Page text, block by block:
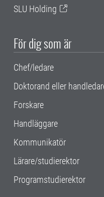
SLU Holding
För dig som är
Chef/ledare
Doktorand eller
Forskare
Handläggare
Kommunikatör
Lärare/studierektor
Programstudierektor